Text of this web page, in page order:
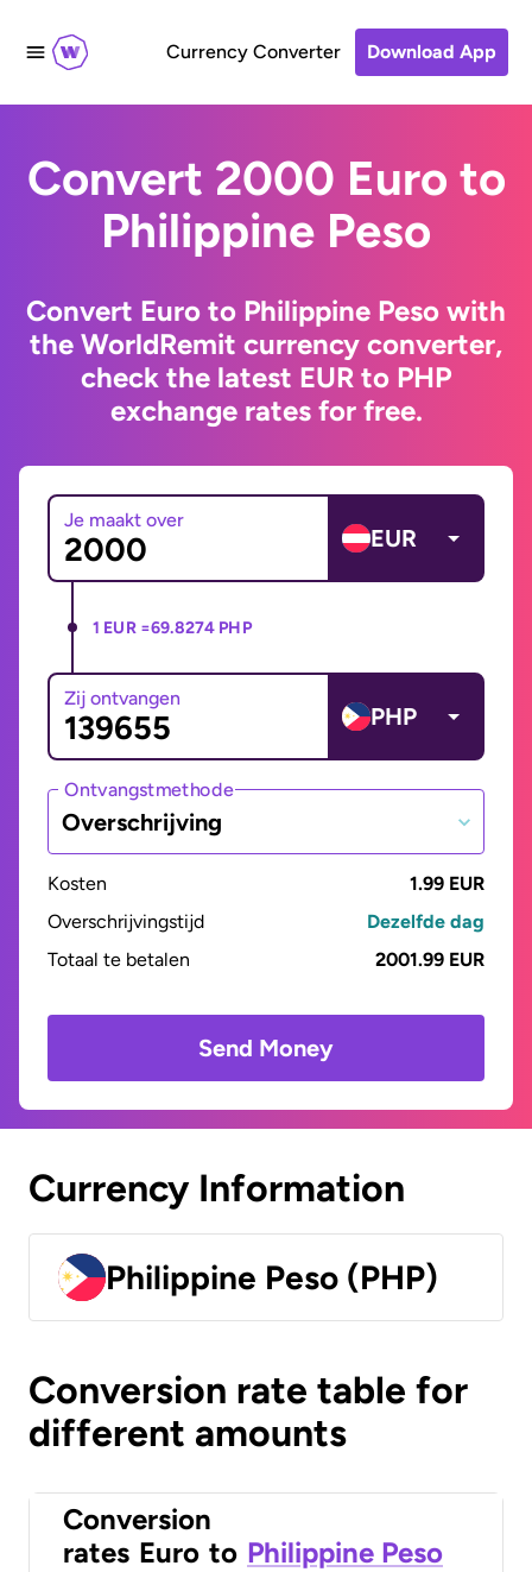
Currency Converter Download App
Convert 2000 Euro to
Philippine Peso
Convert Euro to Philippine Peso with
the WorldRemit currency converter,
check the latest EUR to PHP
exchange rates for free.
Je maakt over
EUR
1 EUR =69.8274 PHP
Zij ontvangen
PHP
Ontvangstmethode
Overschrijving
Kosten
1.99 EUR
Overschrijvingstijd
Dezelfde dag
Totaal te betalen
2001.99 EUR
Send Money
Currency Information
Philippine Peso (PHP)
Conversion rate table for
different amounts
Conversion
rates Euro to Philippine Peso